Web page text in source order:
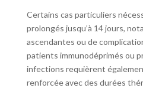
Certains cas particuliers
prolongés jusqu’à 14 jours,
ascendantes ou de
patients immunodéprimés ou
infections requièrent
renforcée avec des durées